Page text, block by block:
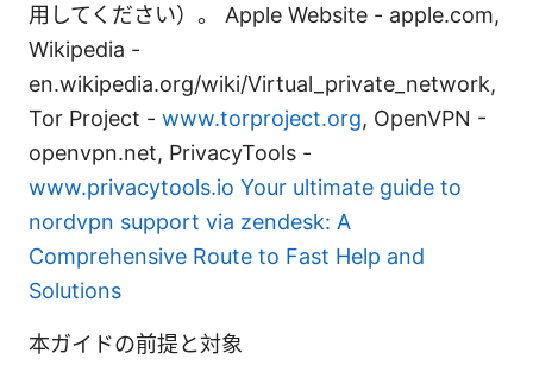
用してください）。 Apple Website - apple.com,
Wikipedia -
en.wikipedia.org/wiki/Virtual_private_network,
Tor Project - www.torproject.org, OpenVPN -
openvpn.net, PrivacyTools -
www.privacytools.io Your ultimate guide to
nordvpn support via zendesk: A
Comprehensive Route to Fast Help and
Solutions
本ガイドの前提と対象